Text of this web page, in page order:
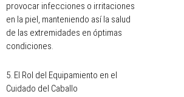
provocar infecciones o irritaciones
en la piel, manteniendo así la salud
de las extremidades en óptimas
condiciones.
5. El Rol del Equipamiento en el
Cuidado del Caballo